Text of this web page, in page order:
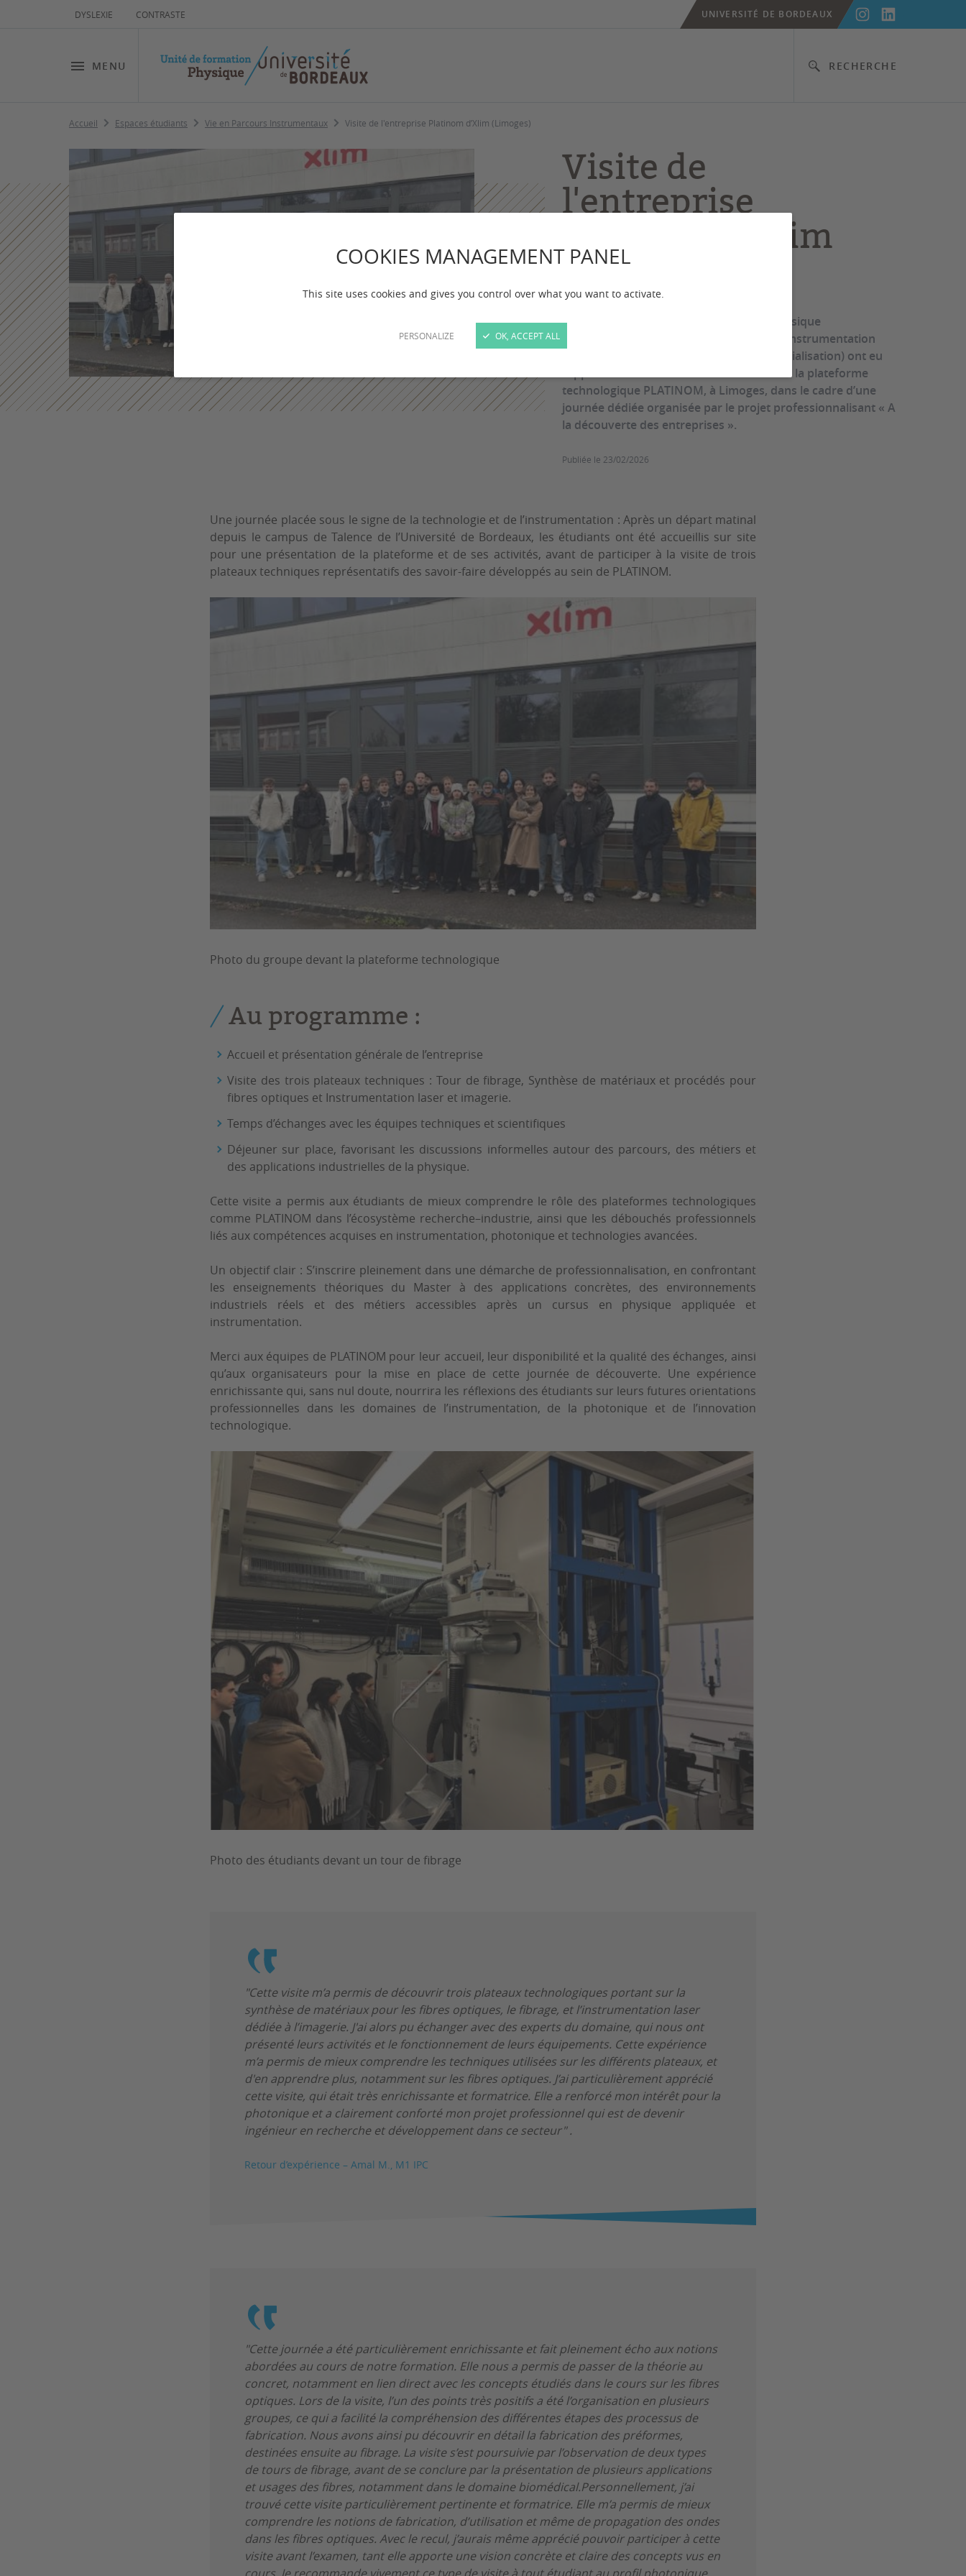
COOKIES MANAGEMENT PANEL
This site uses cookies and gives you control over what you want to activate.
PERSONALIZE OK, ACCEPT ALL
DYSLEXIE CONTRASTE
MENU RECHERCHE
UNIVERSITÉ DE BORDEAUX
Accueil Espaces étudiants Vie en Parcours Instrumentaux Visite de l'entreprise Platinom d’Xlim (Limoges)
Visite de
l'entreprise
Platinom d’Xlim
(Limoges)
Les étudiants de Master 1 et Master 2 Physique
fondamentale et applications – parcours Instrumentation
(Instrumentation Photonique et Commercialisation) ont eu
l’opportunité de découvrir les coulisses de la plateforme
technologique PLATINOM, à Limoges, dans le cadre d’une
journée dédiée organisée par le projet professionnalisant « A
la découverte des entreprises ».
Publiée le 23/02/2026
Une journée placée sous le signe de la technologie et de l’instrumentation : Après un départ matinal
depuis le campus de Talence de l’Université de Bordeaux, les étudiants ont été accueillis sur site
pour une présentation de la plateforme et de ses activités, avant de participer à la visite de trois
plateaux techniques représentatifs des savoir-faire développés au sein de PLATINOM.
Photo du groupe devant la plateforme technologique
Au programme :
Accueil et présentation générale de l’entreprise
Visite des trois plateaux techniques : Tour de fibrage, Synthèse de matériaux et procédés pour
fibres optiques et Instrumentation laser et imagerie.
Temps d’échanges avec les équipes techniques et scientifiques
Déjeuner sur place, favorisant les discussions informelles autour des parcours, des métiers et
des applications industrielles de la physique.
Cette visite a permis aux étudiants de mieux comprendre le rôle des plateformes technologiques
comme PLATINOM dans l’écosystème recherche–industrie, ainsi que les débouchés professionnels
liés aux compétences acquises en instrumentation, photonique et technologies avancées.
Un objectif clair : S’inscrire pleinement dans une démarche de professionnalisation, en confrontant
les enseignements théoriques du Master à des applications concrètes, des environnements
industriels réels et des métiers accessibles après un cursus en physique appliquée et
instrumentation.
Merci aux équipes de PLATINOM pour leur accueil, leur disponibilité et la qualité des échanges, ainsi
qu’aux organisateurs pour la mise en place de cette journée de découverte. Une expérience
enrichissante qui, sans nul doute, nourrira les réflexions des étudiants sur leurs futures orientations
professionnelles dans les domaines de l’instrumentation, de la photonique et de l’innovation
technologique.
Photo des étudiants devant un tour de fibrage
"Cette visite m’a permis de découvrir trois plateaux technologiques portant sur la
synthèse de matériaux pour les fibres optiques, le fibrage, et l’instrumentation laser
dédiée à l’imagerie. J'ai alors pu échanger avec des experts du domaine, qui nous ont
présenté leurs activités et le fonctionnement de leurs équipements. Cette expérience
m’a permis de mieux comprendre les techniques utilisées sur les différents plateaux, et
d'en apprendre plus, notamment sur les fibres optiques. J’ai particulièrement apprécié
cette visite, qui était très enrichissante et formatrice. Elle a renforcé mon intérêt pour la
photonique et a clairement conforté mon projet professionnel qui est de devenir
ingénieur en recherche et développement dans ce secteur" .
Retour d’expérience – Amal M., M1 IPC
"Cette journée a été particulièrement enrichissante et fait pleinement écho aux notions
abordées au cours de notre formation. Elle nous a permis de passer de la théorie au
concret, notamment en lien direct avec les concepts étudiés dans le cours sur les fibres
optiques. Lors de la visite, l’un des points très positifs a été l’organisation en plusieurs
groupes, ce qui a facilité la compréhension des différentes étapes des processus de
fabrication. Nous avons ainsi pu découvrir en détail la fabrication des préformes,
destinées ensuite au fibrage. La visite s’est poursuivie par l’observation de deux types
de tours de fibrage, avant de se conclure par la présentation de plusieurs applications
et usages des fibres, notamment dans le domaine biomédical.Personnellement, j’ai
trouvé cette visite particulièrement pertinente et formatrice. Elle m’a permis de mieux
comprendre les notions de fabrication, d’utilisation et même de propagation des ondes
dans les fibres optiques. Avec le recul, j’aurais même apprécié pouvoir participer à cette
visite avant l’examen, tant elle apporte une vision concrète et claire des concepts vus en